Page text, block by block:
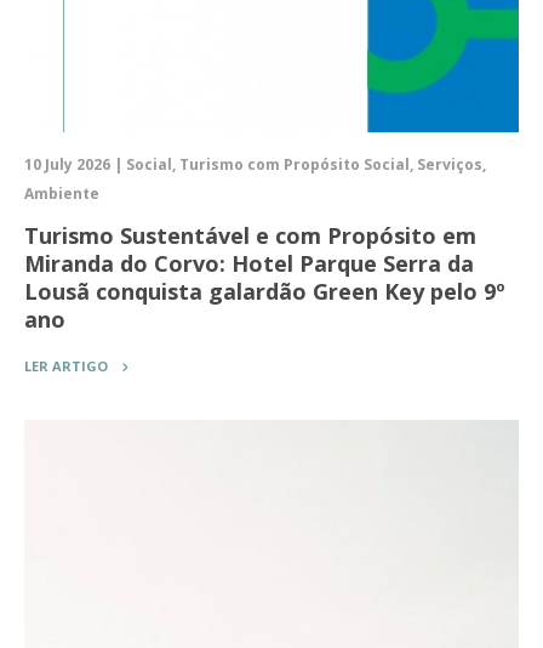
10 July 2026 | Social, Turismo com Propósito Social, Serviços,
Ambiente
Turismo Sustentável e com Propósito em
Miranda do Corvo: Hotel Parque Serra da
Lousã conquista galardão Green Key pelo 9º
ano
LER ARTIGO